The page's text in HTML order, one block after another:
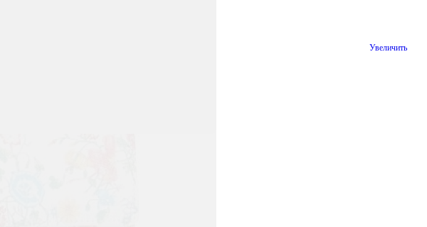
Увеличить